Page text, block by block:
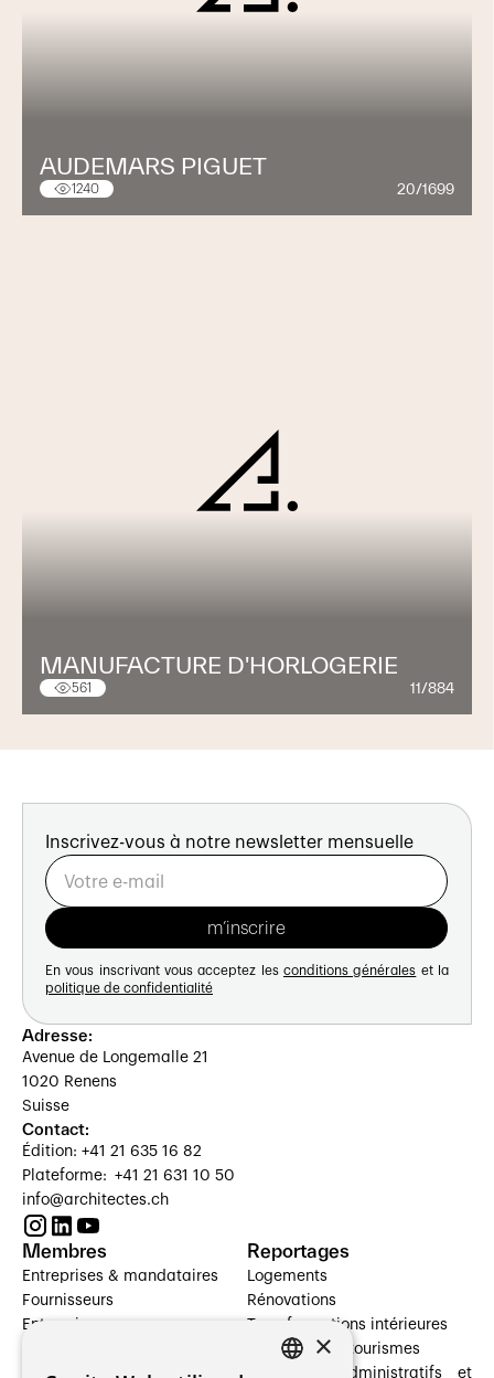
AUDEMARS PIGUET
1240 20/1699
MANUFACTURE D'HORLOGERIE
561 11/884
Inscrivez-vous à notre newsletter mensuelle
En vous inscrivant vous acceptez les conditions générales et la
politique de confidentialité
Adresse:
Avenue de Longemalle 21
1020 Renens
Suisse
Contact:
Édition: +41 21 635 16 82
Plateforme: +41 21 631 10 50
info@architectes.ch
Membres
Entreprises & mandataires
Fournisseurs
Entreprises
Architectes paysagistes
Reportages
Logements
Rénovations
Transformations intérieures
Hôtelleries et tourismes
Bâtiments administratifs et
×